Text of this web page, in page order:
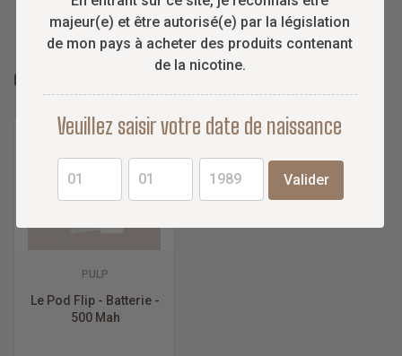
COMPATIBLE AVEC CE PRODUIT :
PULP
Le Pod Flip - Batterie -
500 Mah
majeur(e) et être autorisé(e) par la législation
de mon pays à acheter des produits contenant
de la nicotine.
Veuillez saisir votre date de naissance
Valider